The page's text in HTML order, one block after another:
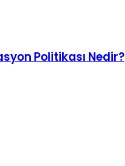
Politikası Nedir?